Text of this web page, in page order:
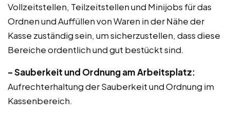
Vollzeitstellen, Teilzeitstellen und Minijobs für das
Ordnen und Auffüllen von Waren in der Nähe der
Kasse zuständig sein, um sicherzustellen, dass diese
Bereiche ordentlich und gut bestückt sind.
– Sauberkeit und Ordnung am Arbeitsplatz:
Aufrechterhaltung der Sauberkeit und Ordnung im
Kassenbereich.